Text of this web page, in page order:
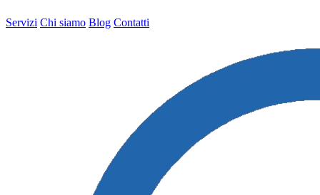
Servizi Chi siamo Blog Contatti